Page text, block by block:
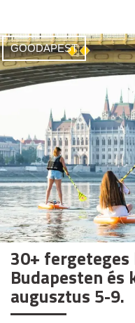
GOODAPEST
30+
Budapesten és
augusztus 5-9.